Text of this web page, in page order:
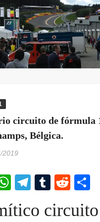
circuito de fórmula
Bélgica.
2019
W
at
T
e
T
m
R
d
circuito